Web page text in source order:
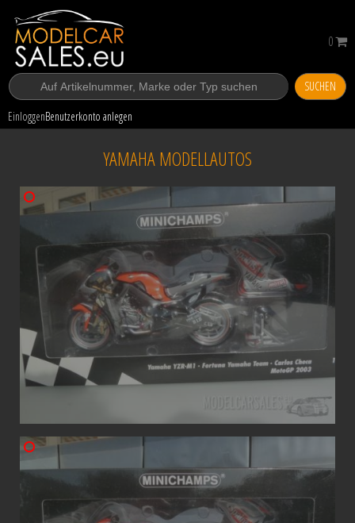
SUCHEN
EinloggenBenutzerkonto anlegen
0
YAMAHA MODELLAUTOS